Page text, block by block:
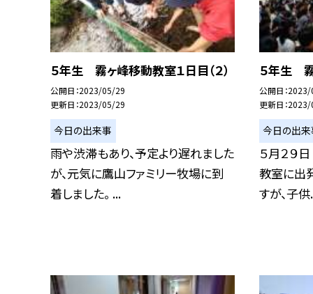
５年生 霧ヶ峰移動教室１日目（２）
公開日 2023/05/29
更新日 2023/05/29
今日の出来事
雨や渋滞もあり、予定より遅れました
が、元気に鷹山ファミリー牧場に到
着しました。 ...
５年生 霧
公開日
更新日
今日の出
５月２９
教室に出
すが、子